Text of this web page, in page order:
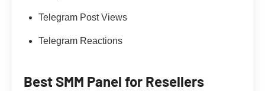
Telegram Post Views
Telegram Reactions
Best SMM Panel for Resellers